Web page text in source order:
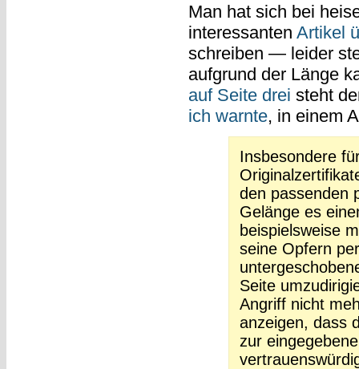
Man hat sich bei
interessanten Artikel
schreiben — leider
aufgrund der Länge
auf Seite drei steht
ich warnte, in einem
Insbesondere
den passenden
Gelänge es
beispielsweise
seine Opfern
Seite
Angriff nicht
anzeigen, dass
zur